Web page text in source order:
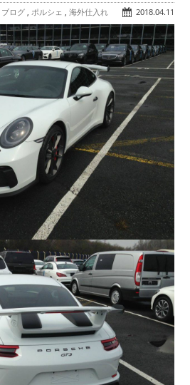
2018.04.11
ブログ, ポルシェ 海外仕入れ